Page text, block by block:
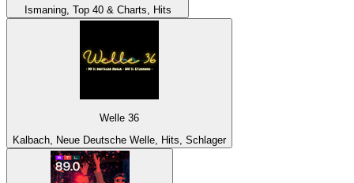
Ismaning, Top 40 & Charts, Hits
Welle 36
Kalbach, Neue Deutsche Welle, Hits, Schlager